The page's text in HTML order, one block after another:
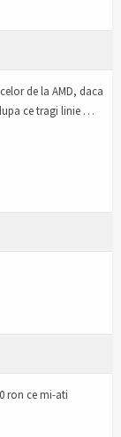
de la AMD, daca
ce tragi linie …
ron ce mi-ati